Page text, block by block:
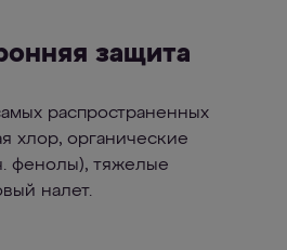
защита
распространенных
хлор, органические
фенолы), тяжелые
налет.